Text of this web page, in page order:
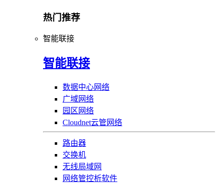
热门推荐
智能联接
智能联接
数据中心网络
广域网络
园区网络
Cloudnet云管网络
路由器
交换机
无线局域网
网络管控析软件